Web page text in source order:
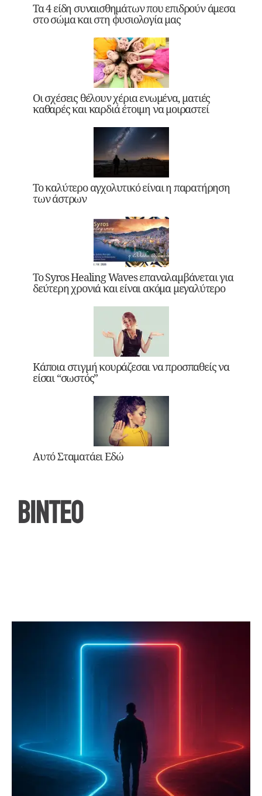
Τα 4 είδη συναισθημάτων που επιδρούν άμεσα
στο σώμα και στη φυσιολογία μας
Οι σχέσεις θέλουν χέρια ενωμένα, ματιές
καθαρές και καρδιά έτοιμη να μοιραστεί
Το καλύτερο αγχολυτικό είναι η παρατήρηση
των άστρων
Το Syros Healing Waves επαναλαμβάνεται για
δεύτερη χρονιά και είναι ακόμα μεγαλύτερο
Κάποια στιγμή κουράζεσαι να προσπαθείς να
είσαι “σωστός”
Αυτό Σταματάει Εδώ
ΒΙΝΤΕΟ